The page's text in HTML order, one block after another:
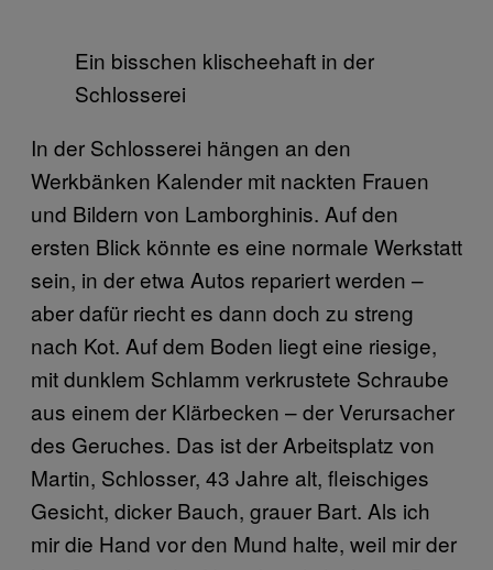
Ein bisschen klischeehaft in der
Schlosserei
In der Schlosserei hängen an den
Werkbänken Kalender mit nackten Frauen
und Bildern von Lamborghinis. Auf den
ersten Blick könnte es eine normale Werkstatt
sein, in der etwa Autos repariert werden –
aber dafür riecht es dann doch zu streng
nach Kot. Auf dem Boden liegt eine riesige,
mit dunklem Schlamm verkrustete Schraube
aus einem der Klärbecken – der Verursacher
des Geruches. Das ist der Arbeitsplatz von
Martin, Schlosser, 43 Jahre alt, fleischiges
Gesicht, dicker Bauch, grauer Bart. Als ich
mir die Hand vor den Mund halte, weil mir der